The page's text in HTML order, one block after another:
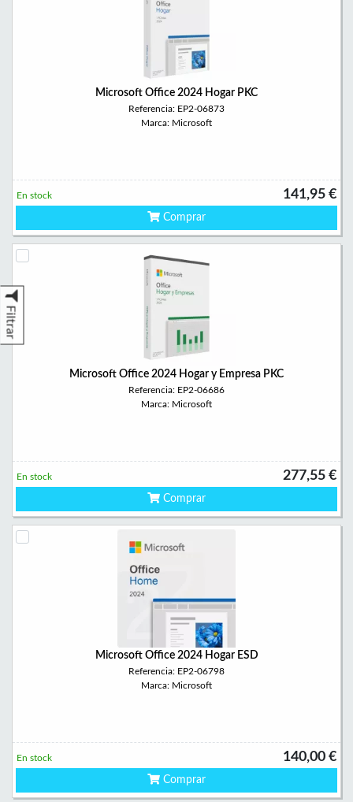
Filtrar
Microsoft Office 2024 Hogar PKC
Referencia: EP2-06873
Marca: Microsoft
141,95 €
En stock
Comprar
Microsoft Office 2024 Hogar y Empresa PKC
Referencia: EP2-06686
Marca: Microsoft
277,55 €
En stock
Comprar
Microsoft Office 2024 Hogar ESD
Referencia: EP2-06798
Marca: Microsoft
140,00 €
En stock
Comprar